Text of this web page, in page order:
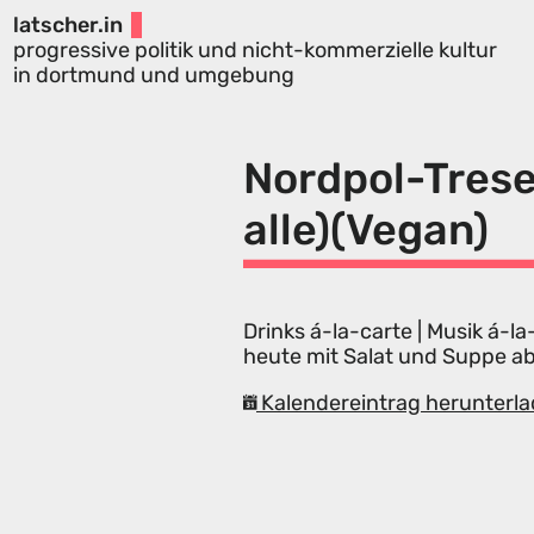
latscher.in
progressive politik und nicht-kommerzielle kultur
in dortmund und umgebung
Nordpol-
alle)(Vegan)
Drinks á-la-carte | Musik á-
heute mit Salat und Suppe
Kalendereintrag